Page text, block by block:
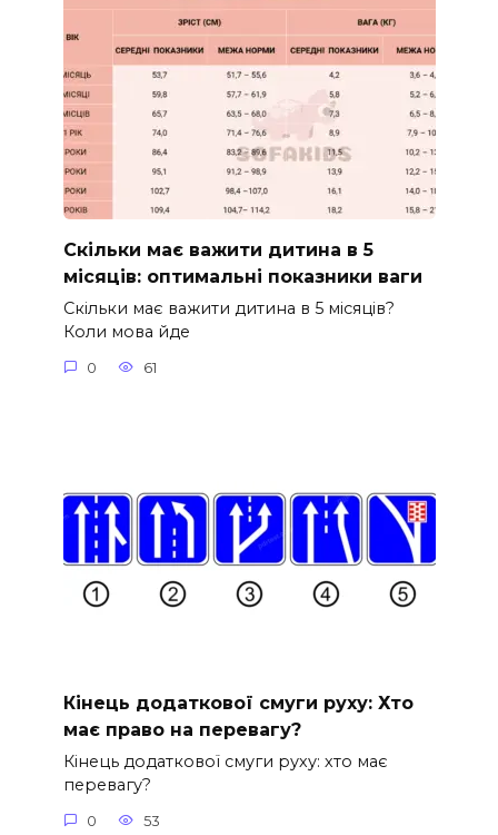
Скільки має важити дитина в 5
місяців: оптимальні показники ваги
Скільки має важити дитина в 5 місяців?
Коли мова йде
0 61
Кінець додаткової смуги руху: Хто
має право на перевагу?
Кінець додаткової смуги руху: хто має
перевагу?
0 53